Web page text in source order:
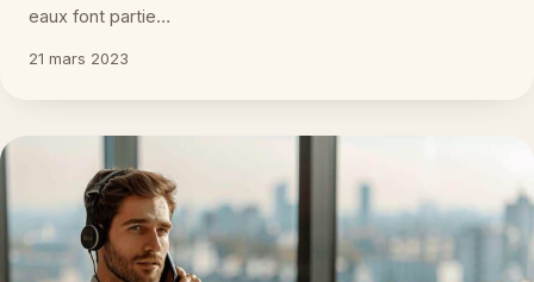
eaux font partie…
21 mars 2023